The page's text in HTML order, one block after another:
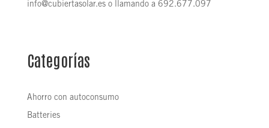
info@cubiertasolar.es o llamando a 692.677.097
Categorías
Ahorro con autoconsumo
Batteries